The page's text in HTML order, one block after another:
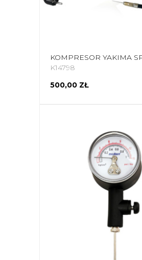
K14798
500,00 ZŁ